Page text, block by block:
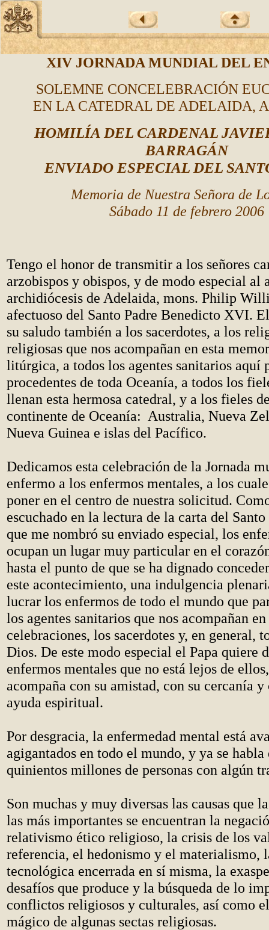
XIV JORNADA MUNDIAL DEL
SOLEMNE CONCELEBRACIÓN
EN LA CATEDRAL DE ADELAIDA,
HOMILÍA DEL CARDENAL
BARRAGÁN
ENVIADO ESPECIAL DEL
Memoria de Nuestra Señora de
Sábado 11 de febrero 2006
Tengo el honor de transmitir a los señores
arzobispos y obispos, y de modo especial al
archidiócesis de Adelaida, mons. Philip
afectuoso del Santo Padre Benedicto XVI.
su saludo también a los sacerdotes, a los
religiosas que nos acompañan en esta
litúrgica, a todos los agentes sanitarios aquí
procedentes de toda Oceanía, a todos los
llenan esta hermosa catedral, y a los fieles
continente de Oceanía: Australia, Nueva
Nueva Guinea e islas del Pacífico.
Dedicamos esta celebración de la Jornada
enfermo a los enfermos mentales, a los
poner en el centro de nuestra solicitud.
escuchado en la lectura de la carta del
que me nombró su enviado especial, los
ocupan un lugar muy particular en el
hasta el punto de que se ha dignado
este acontecimiento, una indulgencia
lucrar los enfermos de todo el mundo que
los agentes sanitarios que nos acompañan
celebraciones, los sacerdotes y, en general,
Dios. De este modo especial el Papa quiere
enfermos mentales que no está lejos de
acompaña con su amistad, con su cercanía
ayuda espiritual.
Por desgracia, la enfermedad mental está
agigantados en todo el mundo, y ya se habla
quinientos millones de personas con algún
Son muchas y muy diversas las causas que
las más importantes se encuentran la
relativismo ético religioso, la crisis de los
referencia, el hedonismo y el materialismo,
tecnológica encerrada en sí misma, la
desafíos que produce y la búsqueda de lo
conflictos religiosos y culturales, así como
mágico de algunas sectas religiosas.